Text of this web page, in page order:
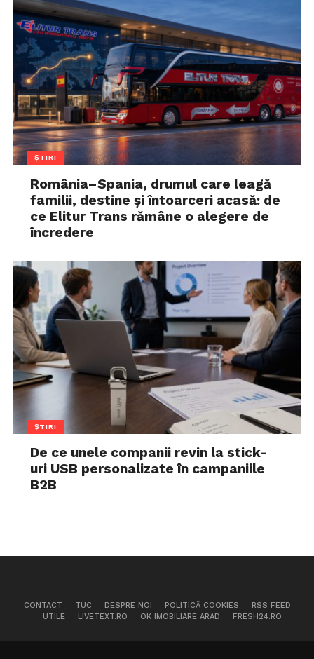
ȘTIRI
România–Spania, drumul care leagă
familii, destine și întoarceri acasă: de
ce Elitur Trans rămâne o alegere de
încredere
ȘTIRI
De ce unele companii revin la stick-
uri USB personalizate în campaniile
B2B
CONTACT TUC DESPRE NOI POLITICĂ COOKIES
RSS FEED
UTILE
LIVETEXT.RO OK IMOBILIARE ARAD FRESH24.RO